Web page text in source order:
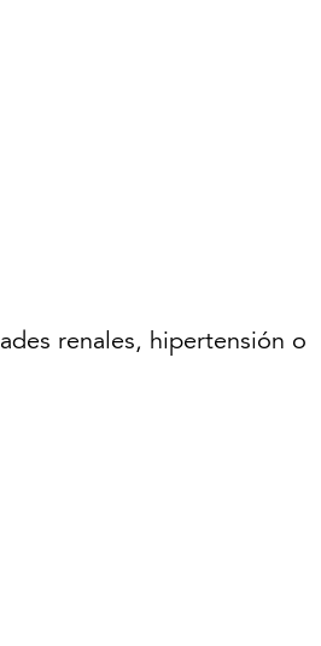
renales, hipertensión o